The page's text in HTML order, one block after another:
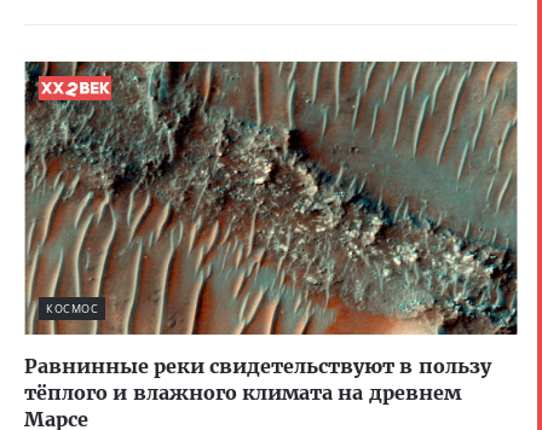
КОСМОС
Равнинные реки свидетельствуют в пользу
тёплого и влажного климата на древнем
Марсе